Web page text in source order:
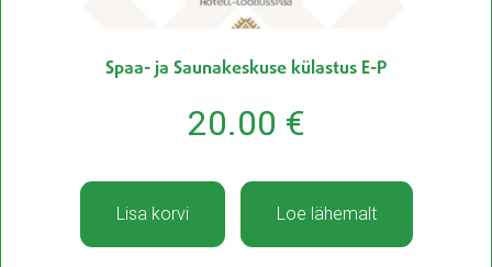
Spaa- ja Saunakeskuse külastus E-P
20.00 €
Lisa korvi Loe lähemalt